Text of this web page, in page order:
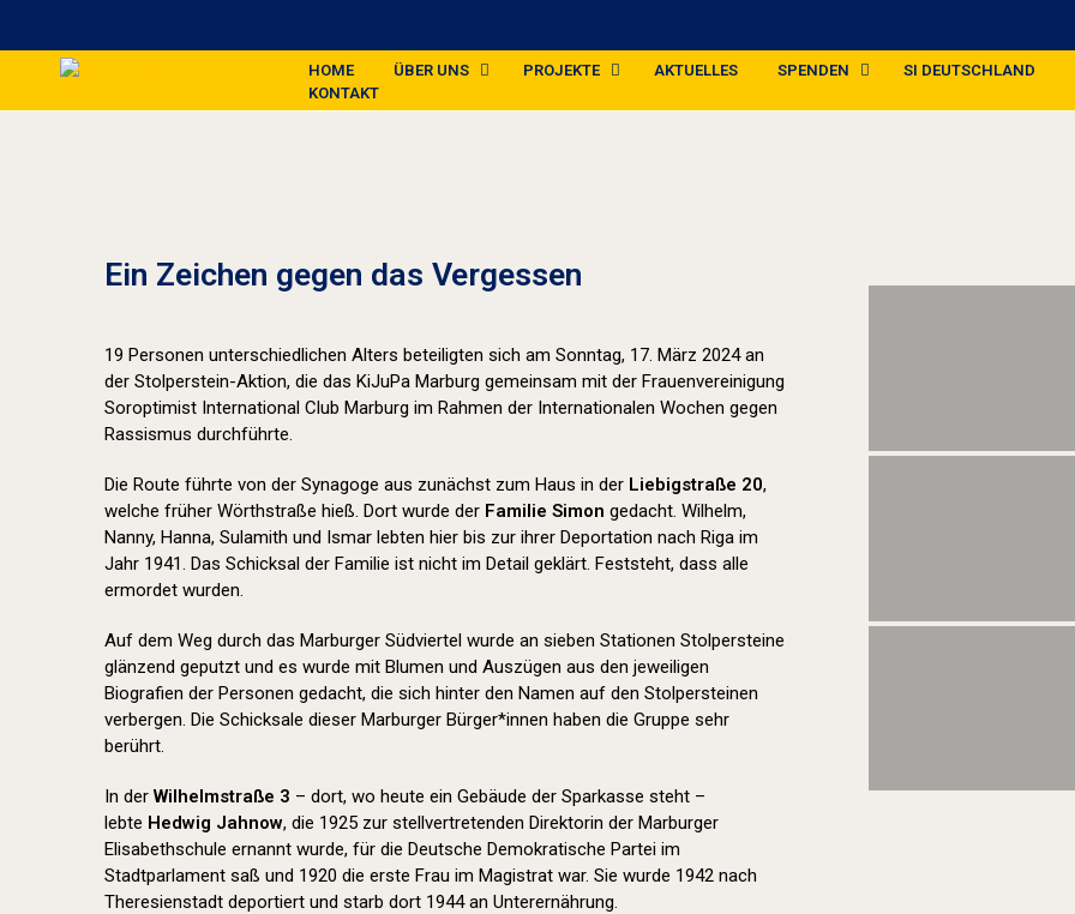
HOME ÜBER UNS PROJEKTE AKTUELLES SPENDEN
SI DEUTSCHLAND
KONTAKT
Ein Zeichen gegen das Vergessen
19 Personen unterschiedlichen Alters beteiligten sich am Sonntag, 17. März 2024 an
der Stolperstein-Aktion, die das KiJuPa Marburg gemeinsam mit der Frauenvereinigung
Soroptimist International Club Marburg im Rahmen der Internationalen Wochen gegen
Rassismus durchführte.
Die Route führte von der Synagoge aus zunächst zum Haus in der Liebigstraße 20,
welche früher Wörthstraße hieß. Dort wurde der Familie Simon gedacht. Wilhelm,
Nanny, Hanna, Sulamith und Ismar lebten hier bis zur ihrer Deportation nach Riga im
Jahr 1941. Das Schicksal der Familie ist nicht im Detail geklärt. Feststeht, dass alle
ermordet wurden.
Auf dem Weg durch das Marburger Südviertel wurde an sieben Stationen Stolpersteine
glänzend geputzt und es wurde mit Blumen und Auszügen aus den jeweiligen
Biografien der Personen gedacht, die sich hinter den Namen auf den Stolpersteinen
verbergen. Die Schicksale dieser Marburger Bürger*innen haben die Gruppe sehr
berührt.
In der Wilhelmstraße 3 – dort, wo heute ein Gebäude der Sparkasse steht –
lebte Hedwig Jahnow, die 1925 zur stellvertretenden Direktorin der Marburger
Elisabethschule ernannt wurde, für die Deutsche Demokratische Partei im
Stadtparlament saß und 1920 die erste Frau im Magistrat war. Sie wurde 1942 nach
Theresienstadt deportiert und starb dort 1944 an Unterernährung.